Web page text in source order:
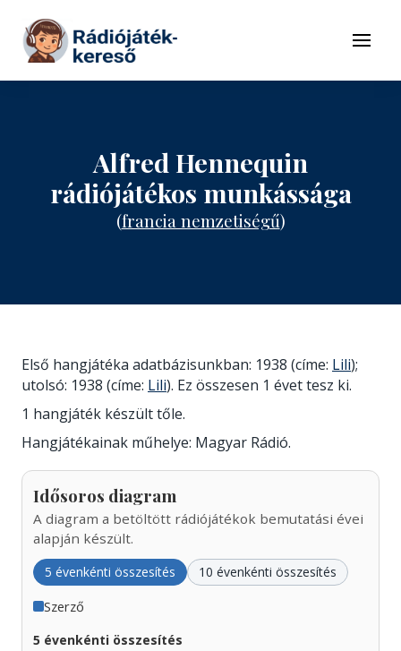
Tovább a tartalomhoz
Menü
Alfred Hennequin
rádiójátékos munkássága
(francia nemzetiségű)
Első hangjátéka adatbázisunkban: 1938 (címe: Lili);
utolsó: 1938 (címe: Lili). Ez összesen 1 évet tesz ki.
1 hangjáték készült tőle.
Hangjátékainak műhelye: Magyar Rádió.
Idősoros diagram
A diagram a betöltött rádiójátékok bemutatási évei
alapján készült.
5 évenkénti összesítés 10 évenkénti összesítés
Szerző
5 évenkénti összesítés